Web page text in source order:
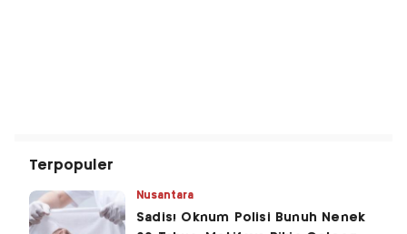
Terpopuler
Nusantara
Sadis! Oknum Polisi Bunuh Nenek